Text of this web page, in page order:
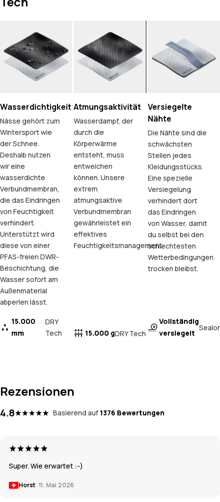
Wasserdichtigkeit
Nässe gehört zum
Wintersport wie
der Schnee.
Deshalb nutzen
wir eine
wasserdichte
Verbundmembran,
die das Eindringen
von Feuchtigkeit
verhindert.
Unterstützt wird
diese von einer
PFAS-freien DWR-
Beschichtung, die
Wasser sofort am
Außenmaterial
abperlen lässt.
15.000
mm
DRY
Tech
Atmungsaktivität
Wasserdampf, der
durch die
Körperwärme
entsteht, muss
entweichen
können. Unsere
extrem
atmungsaktive
Verbundmembran
gewährleistet ein
effektives
Feuchtigkeitsmanagement.
15.000 gDRY Tech
Versiegelte
Nähte
Die Nähte sind die
schwächsten
Stellen jedes
Kleidungsstücks.
Eine spezielle
Versiegelung
verhindert dort
das Eindringen
von Wasser, damit
du selbst bei den
schlechtesten
Wetterbedingungen
trocken bleibst.
Vollständig
versiegelt
Rezensionen
4.8 Basierend auf 1376 Bewertungen
Super. Wie erwartet :-)
Horst 11. Mai 2026